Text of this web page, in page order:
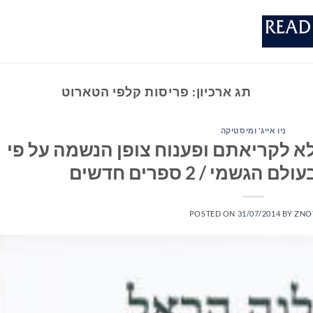
תג ארכיון: פריסות קלפי הטארוט
ניו אייג' ומיסטיקה
לקריאתם ופענוח צופן הנשמה על פי
/ 2 ספרים חדשים
POSTED ON 31/07/2014 BY